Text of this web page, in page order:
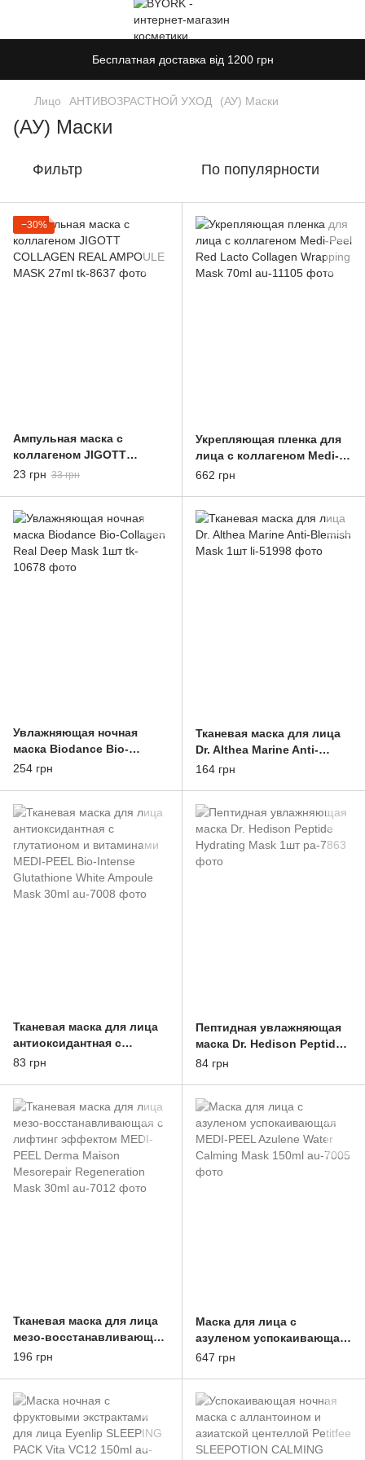
Бесплатная доставка від 1200 грн
Лицо АНТИВОЗРАСТНОЙ УХОД (АУ) Маски
(АУ) Маски
Фильтр По популярности
−30%
Ампульная маска с
коллагеном JIGOTT
COLLAGEN REAL
23 грн 33 грн
Укрепляющая пленка для
лица с коллагеном Medi-
Peel Red Lacto Collagen
662 грн
Увлажняющая ночная
маска Biodance Bio-
Collagen Real Deep Mask
254 грн
Тканевая маска для лица
Dr. Althea Marine Anti-
Blemish Mask 1шт
164 грн
Тканевая маска для лица
антиоксидантная с
глутатионом и
White Ampoule Mask 30ml
83 грн
Пептидная увлажняющая
маска Dr. Hedison Peptide
Hydrating Mask 1шт
84 грн
Тканевая маска для лица
мезо-восстанавливающая
с лифтинг эффектом
Mask 30ml
196 грн
Маска для лица с
азуленом успокаивающая
MEDI-PEEL Azulene Water
647 грн